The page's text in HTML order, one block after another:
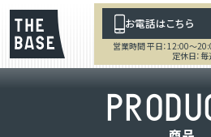
お電話はこちら
営業時間 平日：12:00～
定休日：
PRODU